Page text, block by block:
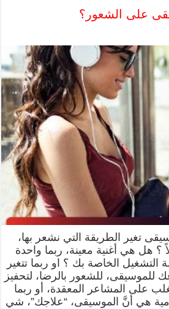
على الشعور؟
تغير الطريقة التي نشعر بها،
؟ هل هي أغنية معينة، ربما واحدة
التشغيل الخاصة بك ؟ او ربما تتغير
للشعور بالرضا، لتحفيز
على المشاعر المعقدة، أو ربما
هي أنَّ الموسيقى، “علاجك”، شي